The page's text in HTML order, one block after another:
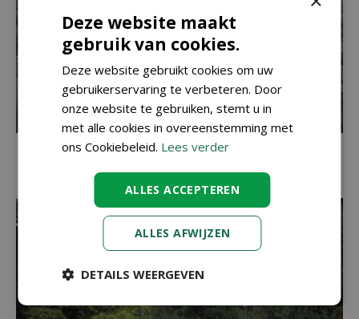
Hinoki cipres
Deze website maakt
gebruik van cookies.
Deze website gebruikt cookies om uw
gebruikerservaring te verbeteren. Door
onze website te gebruiken, stemt u in
met alle cookies in overeenstemming met
ons Cookiebeleid. Lees verder
ALLES ACCEPTEREN
ALLES AFWIJZEN
DETAILS WEERGEVEN